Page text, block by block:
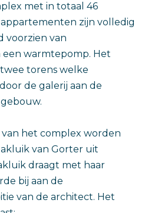
met in totaal 46
zijn volledig
voorzien van
warmtepomp. Het
torens welke
de galerij aan de
het complex worden
van Gorter uit
draagt met haar
bij aan de
van de architect. Het